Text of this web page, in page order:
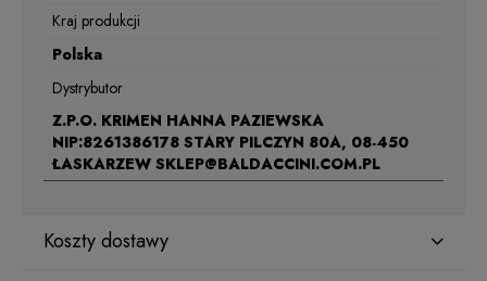
Kraj produkcji
Polska
Dystrybutor
Z.P.O. KRIMEN HANNA PAZIEWSKA
NIP:8261386178 STARY PILCZYN 80A, 08-450
ŁASKARZEW SKLEP@BALDACCINI.COM.PL
Koszty dostawy